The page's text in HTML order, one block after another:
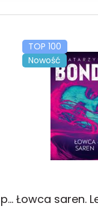
Religia Poznaję Jezusa podręcznik dla klasy 3 szkoły podstawowej
TOP 100
Nowość
Łowca saren.